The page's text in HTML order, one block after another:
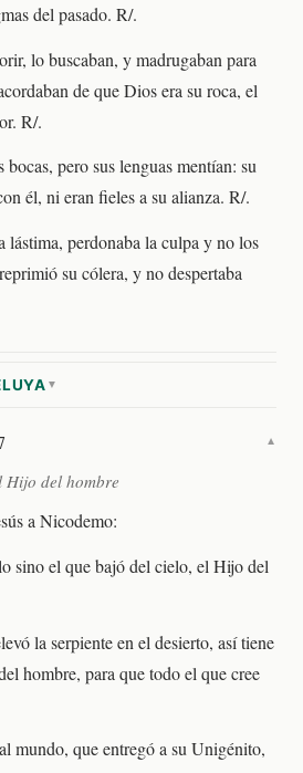
del pasado. R/.
lo buscaban, y madrugaban para
de que Dios era su roca, el
R/.
pero sus lenguas mentían: su
él, ni eran fieles a su alianza. R/.
lástima, perdonaba la culpa y no los
su cólera, y no despertaba
▼
▼
Hijo del hombre
a Nicodemo:
sino el que bajó del cielo, el Hijo del
la serpiente en el desierto, así tiene
hombre, para que todo el que cree
mundo, que entregó a su Unigénito,